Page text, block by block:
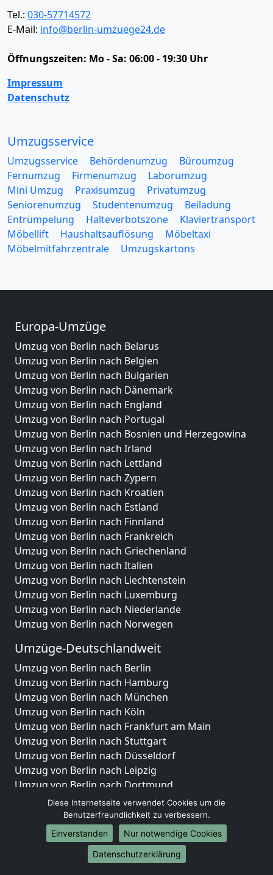
Tel.: 030-57714572
E-Mail: info@berlin-umzuege24.de
Öffnungszeiten: Mo - Sa: 06:00 - 19:30 Uhr
Impressum
Datenschutz
Umzugsservice
Umzugsservice Behördenumzug
Büroumzug
Fernumzug
Firmenumzug
Laborumzug
Mini Umzug
Praxisumzug
Privatumzug
Seniorenumzug
Studentenumzug
Beiladung
Entrümpelung
Halteverbotszone
Klaviertransport
Möbellift
Haushaltsauflösung
Möbeltaxi
Möbelmitfahrzentrale
Umzugskartons
Europa-Umzüge
Umzug von Berlin nach Belarus
Umzug von Berlin nach Belgien
Umzug von Berlin nach Bulgarien
Umzug von Berlin nach Dänemark
Umzug von Berlin nach England
Umzug von Berlin nach Portugal
Umzug von Berlin nach Bosnien und Herzegowina
Umzug von Berlin nach Irland
Umzug von Berlin nach Lettland
Umzug von Berlin nach Zypern
Umzug von Berlin nach Kroatien
Umzug von Berlin nach Estland
Umzug von Berlin nach Finnland
Umzug von Berlin nach Frankreich
Umzug von Berlin nach Griechenland
Umzug von Berlin nach Italien
Umzug von Berlin nach Liechtenstein
Umzug von Berlin nach Luxemburg
Umzug von Berlin nach Niederlande
Umzug von Berlin nach Norwegen
Umzüge-Deutschlandweit
Umzug von Berlin nach Berlin
Umzug von Berlin nach Hamburg
Umzug von Berlin nach München
Umzug von Berlin nach Köln
Umzug von Berlin nach Frankfurt am Main
Umzug von Berlin nach Stuttgart
Umzug von Berlin nach Düsseldorf
Umzug von Berlin nach Leipzig
Umzug von Berlin nach Dortmund
Umzug von Berlin nach Essen
Umzug von Berlin nach Bremen
Umzug von Berlin nach Dresden
Umzug von Berlin nach Hannover
Umzug von Berlin nach Nürnberg
Diese Internetseite verwendet Cookies um die
Benutzerfreundlichkeit zu verbessern.
Einverstanden
Nur notwendige Cookies
Datenschutzerklärung